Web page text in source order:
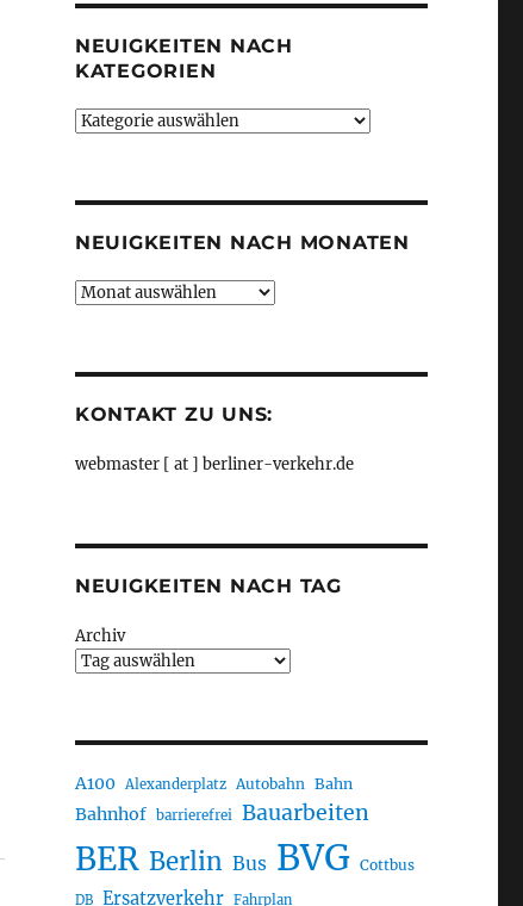
NEUIGKEITEN NACH
KATEGORIEN
Neuigkeiten
NEUIGKEITEN NACH MONATEN
Neuigkeiten
KONTAKT ZU UNS:
webmaster [ at ] berliner-verkehr.de
NEUIGKEITEN NACH TAG
Archiv
A100 Alexanderplatz Autobahn Bahn
Bahnhof barrierefrei Bauarbeiten
BER Berlin Bus BVG Cottbus
DB Ersatzverkehr Fahrplan